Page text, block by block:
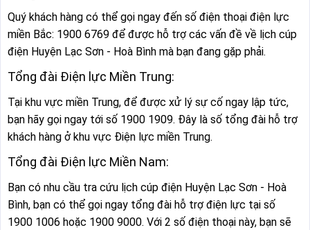
Quý khách hàng có thể gọi ngay đến số điện thoại điện lực
miền Bắc: 1900 6769 để được hỗ trợ các vấn đề về lịch cúp
điện Huyện Lạc Sơn - Hoà Bình mà bạn đang gặp phải.
Tổng đài Điện lực Miền Trung:
Tại khu vực miền Trung, để được xử lý sự cố ngay lập tức,
bạn hãy gọi ngay tới số 1900 1909. Đây là số tổng đài hỗ trợ
khách hàng ở khu vực Điện lực miền Trung.
Tổng đài Điện lực Miền Nam:
Bạn có nhu cầu tra cứu lịch cúp điện Huyện Lạc Sơn - Hoà
Bình, bạn có thể gọi ngay tổng đài hỗ trợ điện lực tại số
1900 1006 hoặc 1900 9000. Với 2 số điện thoại này, bạn sẽ